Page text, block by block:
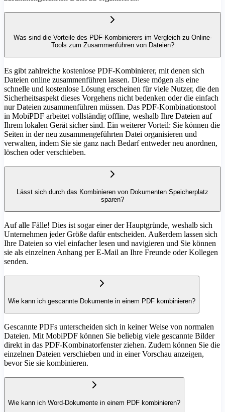
Was sind die Vorteile des PDF-Kombinierers im Vergleich zu Online-
Tools zum Zusammenführen von Dateien?
Es gibt zahlreiche kostenlose PDF-Kombinierer, mit denen sich
Dateien online zusammenführen lassen. Diese mögen als eine
schnelle und kostenlose Lösung erscheinen für viele Nutzer, die den
Sicherheitsaspekt dieses Vorgehens nicht bedenken oder die einfach
nur Dateien zusammenführen müssen. Das PDF-Kombinationstool
in MobiPDF arbeitet vollständig offline, weshalb Ihre Dateien auf
Ihrem lokalen Gerät sicher sind. Ein weiterer Vorteil: Sie können die
Seiten in der neu zusammengeführten Datei organisieren und
verwalten, indem Sie sie ganz nach Bedarf entweder neu anordnen,
löschen oder verschieben.
Lässt sich durch das Kombinieren von Dokumenten Speicherplatz
sparen?
Auf alle Fälle! Dies ist sogar einer der Hauptgründe, weshalb sich
Unternehmen jeder Größe dafür entscheiden. Außerdem lassen sich
Ihre Dateien so viel einfacher lesen und navigieren und Sie können
sie als einzelnen Anhang per E-Mail an Ihre Freunde oder Kollegen
senden.
Wie kann ich gescannte Dokumente in einem PDF kombinieren?
Gescannte PDFs unterscheiden sich in keiner Weise von normalen
Dateien. Mit MobiPDF können Sie beliebig viele gescannte Bilder
direkt in das PDF-Kombinatorfenster ziehen. Zudem können Sie die
einzelnen Dateien verschieben und in einer Vorschau anzeigen,
bevor Sie sie kombinieren.
Wie kann ich Word-Dokumente in einem PDF kombinieren?